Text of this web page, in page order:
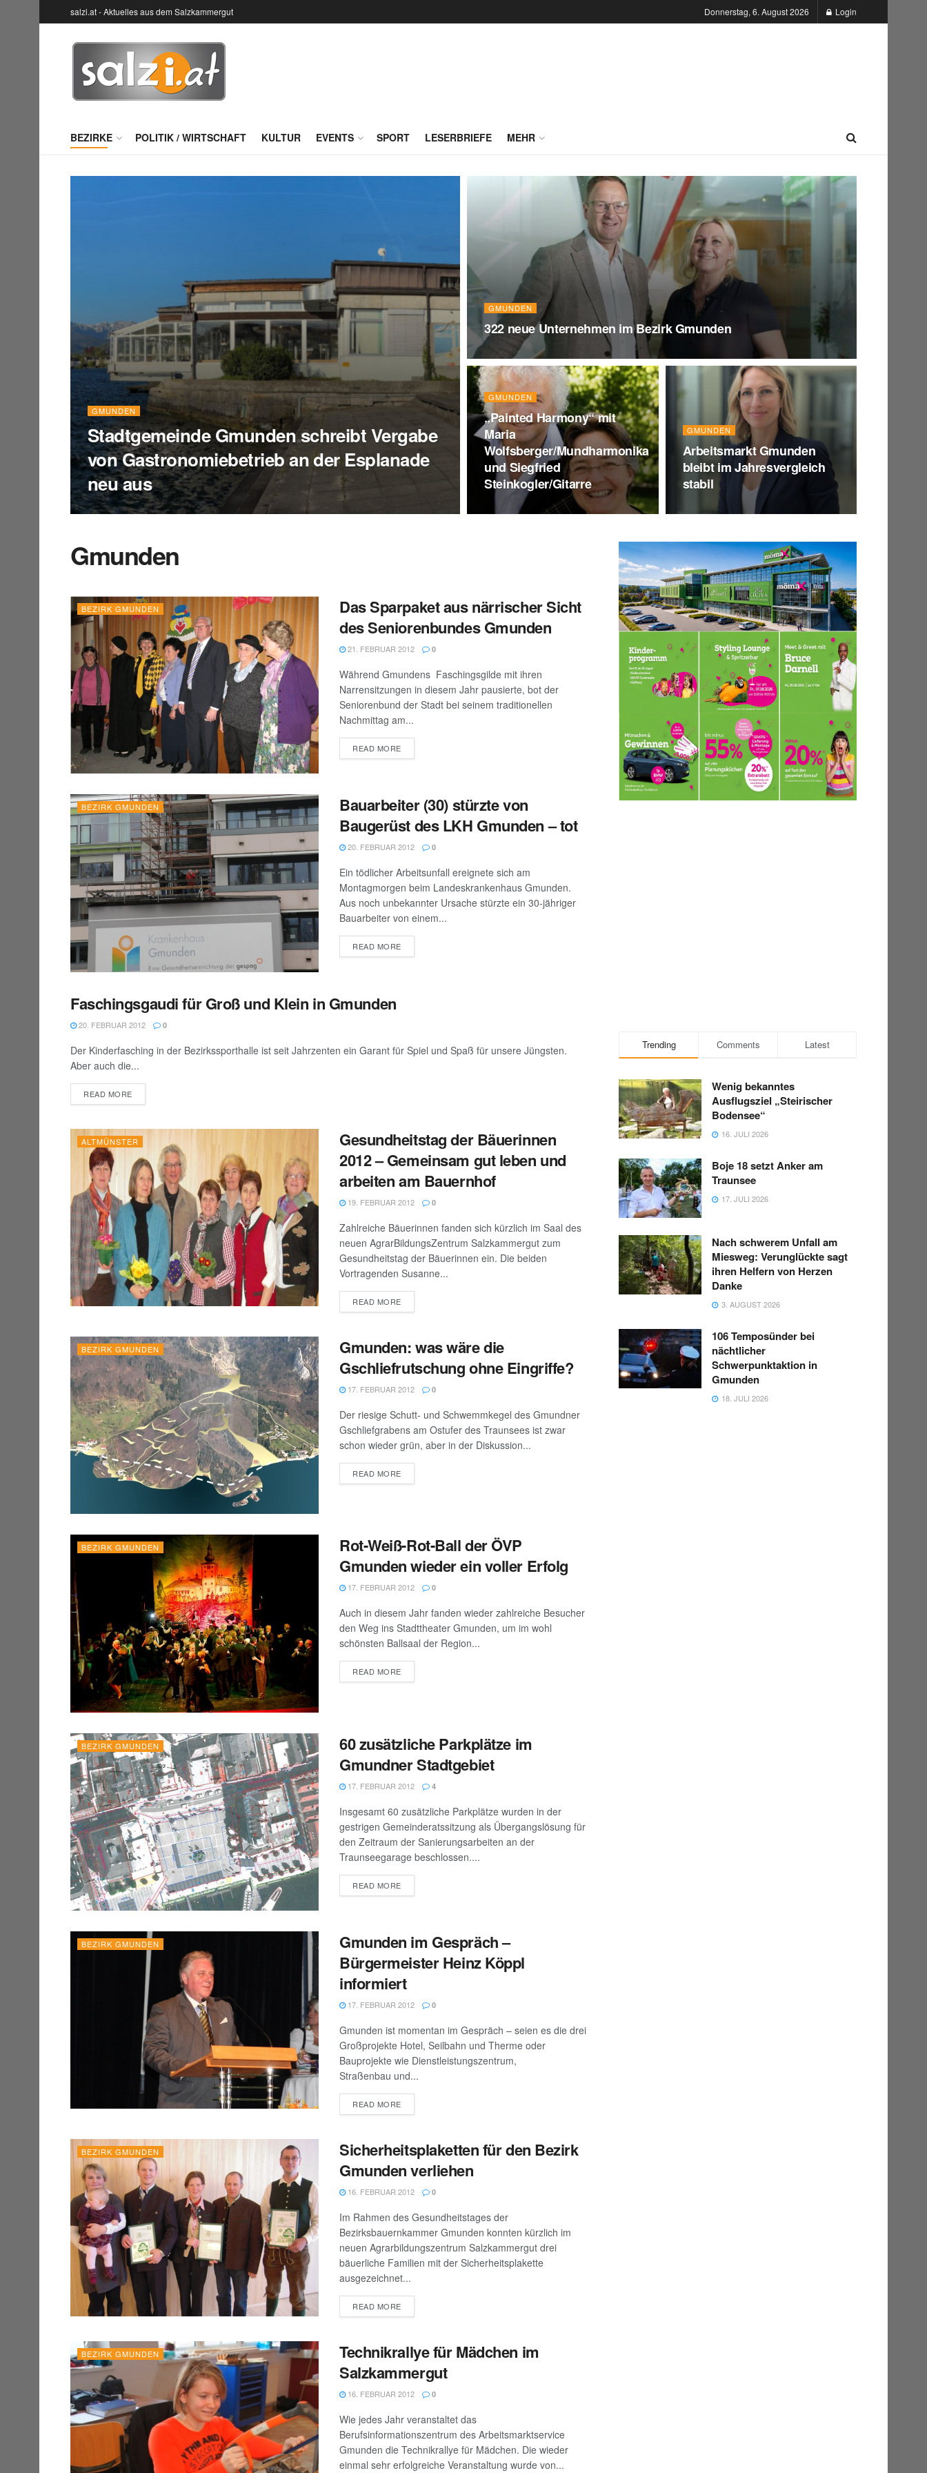
salzi.at - Aktuelles aus dem Salzkammergut Donnerstag, 6. August 2026 Login
BEZIRKE POLITIK / WIRTSCHAFT KULTUR EVENTS SPORT LESERBRIEFE MEHR
GMUNDEN
Stadtgemeinde Gmunden schreibt Vergabe
von Gastronomiebetrieb an der Esplanade
neu aus
GMUNDEN
322 neue Unternehmen im Bezirk Gmunden
GMUNDEN
„Painted Harmony“ mit
Maria
Wolfsberger/Mundharmonika
und Siegfried
Steinkogler/Gitarre
GMUNDEN
Arbeitsmarkt Gmunden
bleibt im Jahresvergleich
stabil
Gmunden
BEZIRK GMUNDEN
Das Sparpaket aus närrischer Sicht
des Seniorenbundes Gmunden
21. FEBRUAR 2012 0
Während Gmundens Faschingsgilde mit ihren
Narrensitzungen in diesem Jahr pausierte, bot der
Seniorenbund der Stadt bei seinem traditionellen
Nachmittag am...
READ MOREDETAILS
BEZIRK GMUNDEN
Bauarbeiter (30) stürzte von
Baugerüst des LKH Gmunden – tot
20. FEBRUAR 2012 0
Ein tödlicher Arbeitsunfall ereignete sich am
Montagmorgen beim Landeskrankenhaus Gmunden.
Aus noch unbekannter Ursache stürzte ein 30-jähriger
Bauarbeiter von einem...
READ MOREDETAILS
BEZIRK GMUNDEN
Faschingsgaudi für Groß und Klein in Gmunden
20. FEBRUAR 2012 0
Der Kinderfasching in der Bezirkssporthalle ist seit Jahrzenten ein Garant für Spiel und Spaß für unsere Jüngsten.
Aber auch die...
READ MOREDETAILS
ALTMÜNSTER
Gesundheitstag der Bäuerinnen
2012 – Gemeinsam gut leben und
arbeiten am Bauernhof
19. FEBRUAR 2012 0
Zahlreiche Bäuerinnen fanden sich kürzlich im Saal des
neuen AgrarBildungsZentrum Salzkammergut zum
Gesundheitstag der Bäuerinnen ein. Die beiden
Vortragenden Susanne...
READ MOREDETAILS
BEZIRK GMUNDEN
Gmunden: was wäre die
Gschliefrutschung ohne Eingriffe?
17. FEBRUAR 2012 0
Der riesige Schutt- und Schwemmkegel des Gmundner
Gschliefgrabens am Ostufer des Traunsees ist zwar
schon wieder grün, aber in der Diskussion...
READ MOREDETAILS
BEZIRK GMUNDEN
Rot-Weiß-Rot-Ball der ÖVP
Gmunden wieder ein voller Erfolg
17. FEBRUAR 2012 0
Auch in diesem Jahr fanden wieder zahlreiche Besucher
den Weg ins Stadttheater Gmunden, um im wohl
schönsten Ballsaal der Region...
READ MOREDETAILS
BEZIRK GMUNDEN
60 zusätzliche Parkplätze im
Gmundner Stadtgebiet
17. FEBRUAR 2012 4
Insgesamt 60 zusätzliche Parkplätze wurden in der
gestrigen Gemeinderatssitzung als Übergangslösung für
den Zeitraum der Sanierungsarbeiten an der
Traunseegarage beschlossen....
READ MOREDETAILS
BEZIRK GMUNDEN
Gmunden im Gespräch –
Bürgermeister Heinz Köppl
informiert
17. FEBRUAR 2012 0
Gmunden ist momentan im Gespräch – seien es die drei
Großprojekte Hotel, Seilbahn und Therme oder
Bauprojekte wie Dienstleistungszentrum,
Straßenbau und...
READ MOREDETAILS
BEZIRK GMUNDEN
Sicherheitsplaketten für den Bezirk
Gmunden verliehen
16. FEBRUAR 2012 0
Im Rahmen des Gesundheitstages der
Bezirksbauernkammer Gmunden konnten kürzlich im
neuen Agrarbildungszentrum Salzkammergut drei
bäuerliche Familien mit der Sicherheitsplakette
ausgezeichnet...
READ MOREDETAILS
BEZIRK GMUNDEN
Technikrallye für Mädchen im
Salzkammergut
16. FEBRUAR 2012 0
Wie jedes Jahr veranstaltet das
Berufsinformationszentrum des Arbeitsmarktservice
Gmunden die Technikrallye für Mädchen. Die wieder
einmal sehr erfolgreiche Veranstaltung wurde von...
Trending Comments Latest
Wenig bekanntes
Ausflugsziel „Steirischer
Bodensee“
16. JULI 2026
Boje 18 setzt Anker am
Traunsee
17. JULI 2026
Nach schwerem Unfall am
Miesweg: Verunglückte sagt
ihren Helfern von Herzen
Danke
3. AUGUST 2026
106 Temposünder bei
nächtlicher
Schwerpunktaktion in
Gmunden
18. JULI 2026